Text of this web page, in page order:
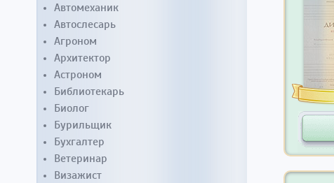
Автомеханик
Автослесарь
Агроном
Архитектор
Астроном
Библиотекарь
Биолог
Бурильщик
Бухгалтер
Ветеринар
Визажист